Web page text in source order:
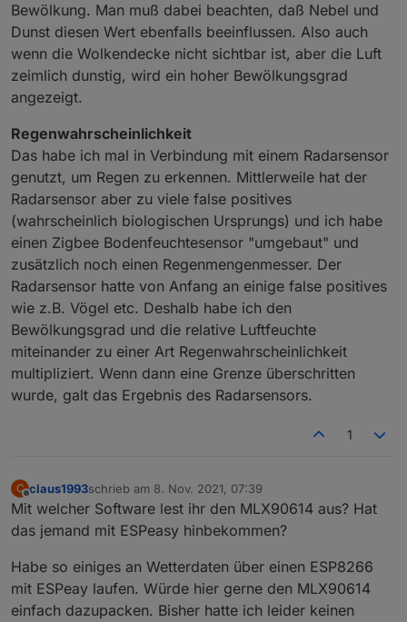
Bewölkung. Man muß dabei beachten, daß Nebel und
Dunst diesen Wert ebenfalls beeinflussen. Also auch
wenn die Wolkendecke nicht sichtbar ist, aber die Luft
zeimlich dunstig, wird ein hoher Bewölkungsgrad
angezeigt.
Regenwahrscheinlichkeit
Das habe ich mal in Verbindung mit einem Radarsensor
genutzt, um Regen zu erkennen. Mittlerweile hat der
Radarsensor aber zu viele false positives
(wahrscheinlich biologischen Ursprungs) und ich habe
einen Zigbee Bodenfeuchtesensor "umgebaut" und
zusätzlich noch einen Regenmengenmesser. Der
Radarsensor hatte von Anfang an einige false positives
wie z.B. Vögel etc. Deshalb habe ich den
Bewölkungsgrad und die relative Luftfeuchte
miteinander zu einer Art Regenwahrscheinlichkeit
multipliziert. Wenn dann eine Grenze überschritten
wurde, galt das Ergebnis des Radarsensors.
1
C
Offline
claus1993schrieb am 8. Nov. 2021, 07:39
zuletzt editiert von
Mit welcher Software lest ihr den MLX90614 aus? Hat
das jemand mit ESPeasy hinbekommen?
Habe so einiges an Wetterdaten über einen ESP8266
mit ESPeay laufen. Würde hier gerne den MLX90614
einfach dazupacken. Bisher hatte ich leider keinen